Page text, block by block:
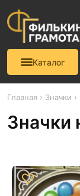
Каталог
Главная › Значки
Значки
♡